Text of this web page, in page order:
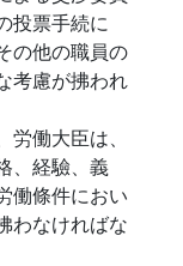
投票手続に
の他の職員の
考慮が拂われ
働大臣は、
、経驗、義
働條件におい
わなければな